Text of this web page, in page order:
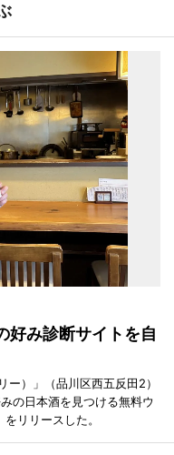
好み診断サイトを自
）」（品川区西五反田2）
の日本酒を見つける無料ウ
リリースした。